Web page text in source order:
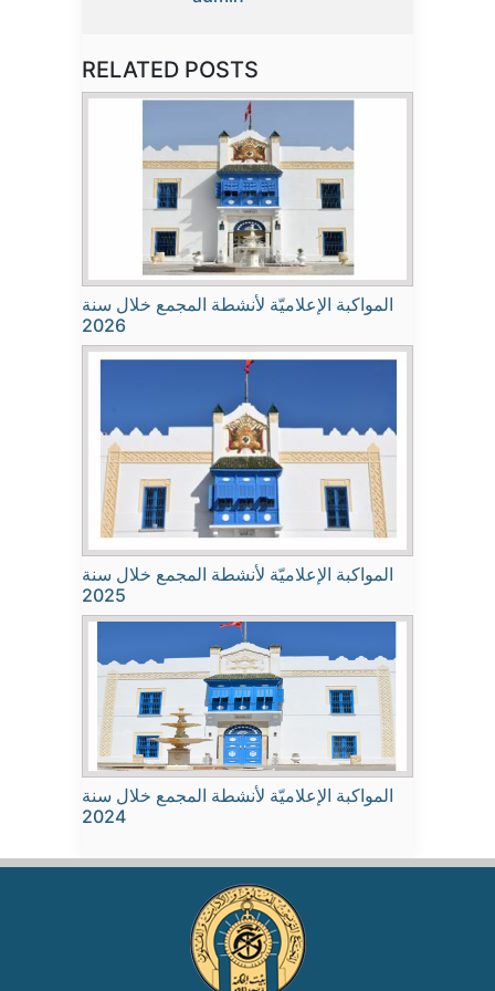
RELATED POSTS
المواكبة الإعلاميّة لأنشطة المجمع خلال سنة
2026
المواكبة الإعلاميّة لأنشطة المجمع خلال سنة
2025
المواكبة الإعلاميّة لأنشطة المجمع خلال سنة
2024